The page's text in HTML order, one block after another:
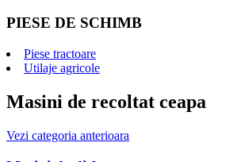
PIESE DE SCHIMB
Piese tractoare
Utilaje agricole
Masini de recoltat ceapa
Vezi categoria anterioara